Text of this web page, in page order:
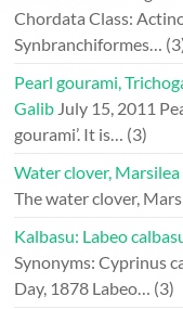
Chordata Class:
Synbranchiformes…
Pearl gourami,
Galib July 15, 2011
gourami’. It is… (3)
Water clover, Marsilea
The water clover,
Kalbasu: Labeo
Synonyms: Cyprinus
Day, 1878 Labeo… (3)